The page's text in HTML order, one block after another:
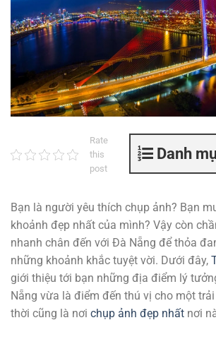
Danh
Rate
this
post
Bạn là người yêu thích chụp ảnh? Bạn
khoảnh đẹp nhất của mình? Vậy còn
nhanh chân đến với Đà Nẵng để thỏa
những khoảnh khắc tuyệt vời. Dưới đây,
giới thiệu tới bạn những địa điểm lý
Nẵng vừa là điểm đến thú vị cho một
thời cũng là nơi chụp ảnh đẹp nhất nơi